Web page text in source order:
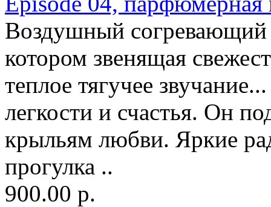
Воздушный согревающий
котором звенящая
теплое тягучее
легкости и счастья. Он
крыльям любви. Яркие
прогулка ..
900.00 р.